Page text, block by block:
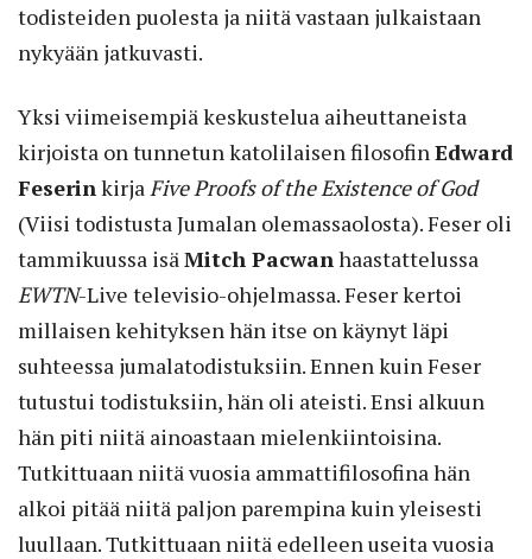
todisteiden puolesta ja niitä vastaan julkaistaan
nykyään jatkuvasti.
Yksi viimeisempiä keskustelua aiheuttaneista
kirjoista on tunnetun katolilaisen filosofinEdward
FeserinkirjaFive Proofs of the Existence of God
(Viisi todistusta Jumalan olemassaolosta). Feser oli
tammikuussa isäMitch Pacwanhaastattelussa
EWTN-Live televisio-ohjelmassa. Feser kertoi
millaisen kehityksen hän itse on käynyt läpi
suhteessa jumalatodistuksiin. Ennen kuin Feser
tutustui todistuksiin, hän oli ateisti. Ensi alkuun
hän piti niitä ainoastaan mielenkiintoisina.
Tutkittuaan niitä vuosia ammattifilosofina hän
alkoi pitää niitä paljon parempina kuin yleisesti
luullaan. Tutkittuaan niitä edelleen useita vuosia